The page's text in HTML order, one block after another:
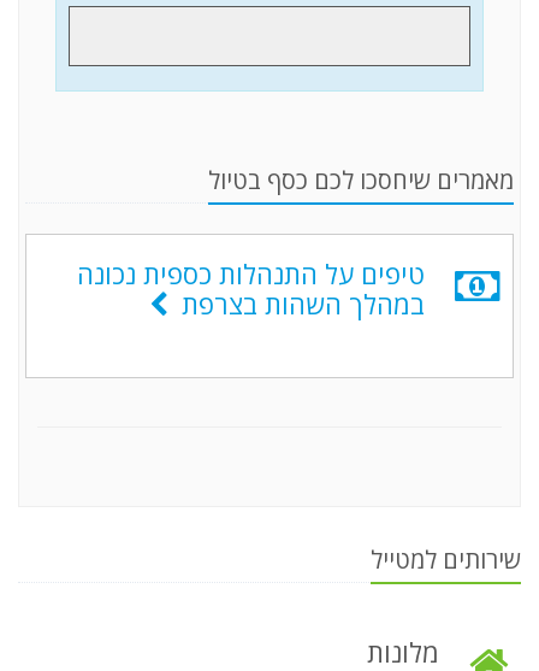
מאמרים שיחסכו לכם כסף בטיול
טיפים על התנהלות כספית נכונה
במהלך השהות בצרפת
שירותים למטייל
מלונות